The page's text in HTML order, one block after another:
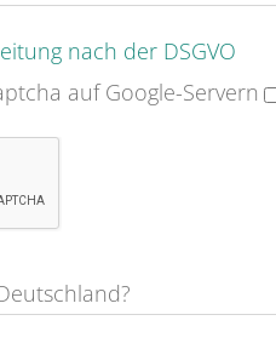
nach der DSGVO
auf Google-Servern